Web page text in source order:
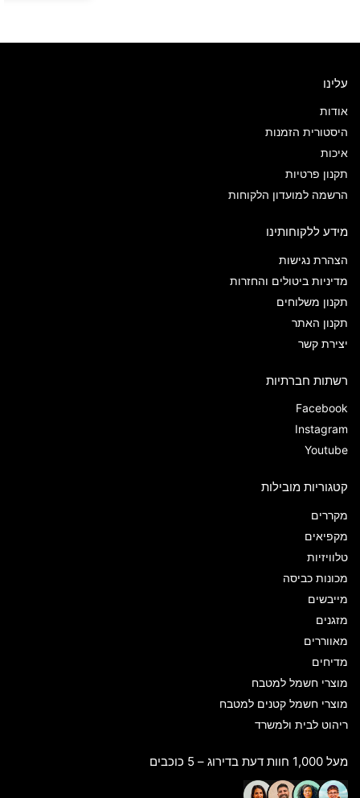
עלינו
אודות
היסטורית הזמנות
איכות
תקנון פרטיות
הרשמה למועדון הלקוחות
מידע ללקוחותינו
הצהרת נגישות
מדיניות ביטולים והחזרות
תקנון משלוחים
תקנון האתר
יצירת קשר
רשתות חברתיות
Facebook
Instagram
Youtube
קטגוריות מובילות
מקררים
מקפיאים
טלוויזיות
מכונות כביסה
מייבשים
מזגנים
מאווררים
מדיחים
מוצרי חשמל למטבח
מוצרי חשמל קטנים למטבח
ריהוט לבית ולמשרד
מעל 1,000 חוות דעת בדירוג – 5 כוכבים